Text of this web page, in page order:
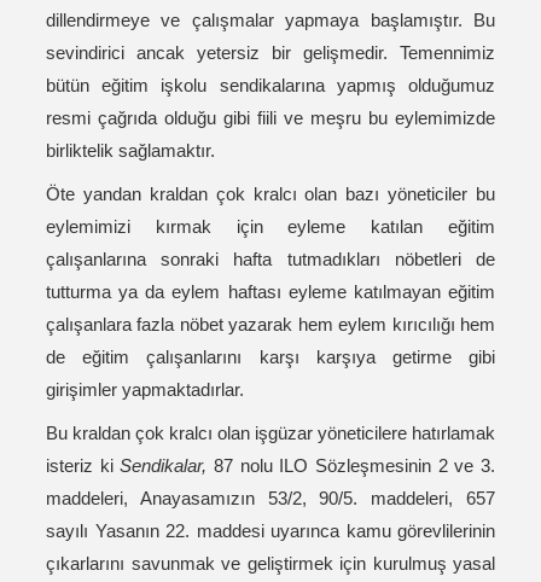
dillendirmeye ve çalışmalar yapmaya başlamıştır. Bu
sevindirici ancak yetersiz bir gelişmedir. Temennimiz
bütün eğitim işkolu sendikalarına yapmış olduğumuz
resmi çağrıda olduğu gibi fiili ve meşru bu eylemimizde
birliktelik sağlamaktır.
Öte yandan kraldan çok kralcı olan bazı yöneticiler bu
eylemimizi kırmak için eyleme katılan eğitim
çalışanlarına sonraki hafta tutmadıkları nöbetleri de
tutturma ya da eylem haftası eyleme katılmayan eğitim
çalışanlara fazla nöbet yazarak hem eylem kırıcılığı hem
de eğitim çalışanlarını karşı karşıya getirme gibi
girişimler yapmaktadırlar.
Bu kraldan çok kralcı olan işgüzar yöneticilere hatırlamak
isteriz kiSendikalar,87 nolu ILO Sözleşmesinin 2 ve 3.
maddeleri, Anayasamızın 53/2, 90/5. maddeleri, 657
sayılı Yasanın 22. maddesi uyarınca kamu görevlilerinin
çıkarlarını savunmak ve geliştirmek için kurulmuş yasal